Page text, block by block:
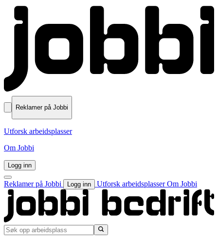
Reklamer på Jobbi
Utforsk arbeidsplasser
Om Jobbi
Logg inn
Reklamer på Jobbi Logg inn Utforsk arbeidsplasserOm Jobbi